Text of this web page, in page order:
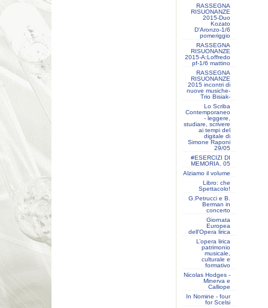
RASSEGNA
RISUONANZE
2015-Duo
Kozato
D'Aronzo-1/6
pomeriggio
RASSEGNA
RISUONANZE
2015-A:Loffredo
pf-1/6 mattino
RASSEGNA
RISUONANZE
2015 incontri di
nuove musiche-
Trio Bisiak-
Lo Scriba
Contemporaneo
- leggere,
studiare, scrivere
ai tempi del
digitale di
Simone Raponi
29/05
#ESERCIZI DI
MEMORIA. 05
Alziamo il volume
Libro: che
Spettacolo!
G.Petrucci e B.
Berman in
concerto
Giornata
Europea
dell'Opera lirica
L’opera lirica
patrimonio
musicale,
culturale e
formativo
Nicolas Hodges -
Minerva e
Calliope
In Nomine - four
for Scelsi